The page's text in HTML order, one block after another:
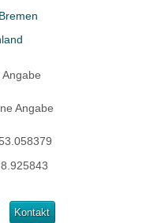
Bremen
Angabe
Angabe
8.925843
Kontakt